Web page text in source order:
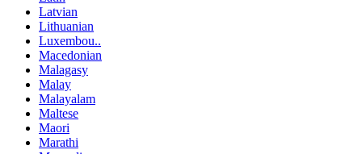
Latvian
Lithuanian
Luxembou..
Macedonian
Malagasy
Malay
Malayalam
Maltese
Maori
Marathi